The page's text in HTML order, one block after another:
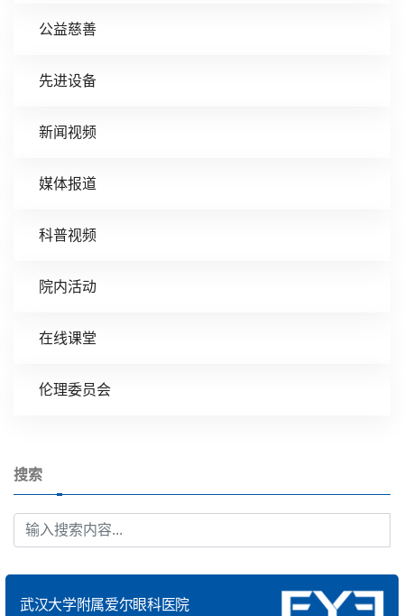
公益慈善
先进设备
新闻视频
媒体报道
科普视频
院内活动
在线课堂
伦理委员会
搜索
武汉大学附属爱尔眼科医院